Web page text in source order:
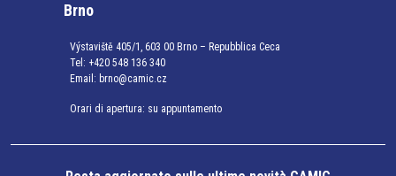
Brno
Výstaviště 405/1, 603 00 Brno – Repubblica Ceca
Tel: +420 548 136 340
Email: brno@camic.cz
Orari di apertura: su appuntamento